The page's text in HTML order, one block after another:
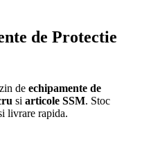
de Protectie
deechipamente de
siarticole SSM. Stoc
livrare rapida.